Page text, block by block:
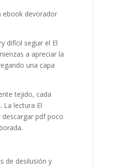
ebook devorador
difícil seguir el El
a apreciar la
una capa
tejido, cada
La lectura El
pdf poco
de desilusión y